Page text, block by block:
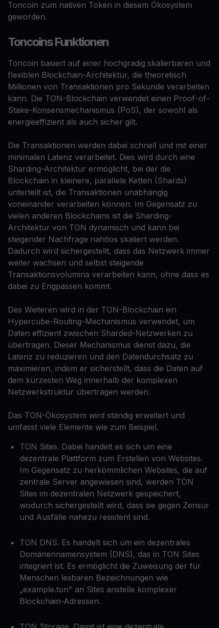
Toncoin zum nativen Token in diesem Ökosystem
geworden.
Toncoins Funktionen
Toncoin basiert auf einer hochgradig skalierbaren und
flexiblen Blockchain-Architektur, die theoretisch
Millionen von Transaktionen pro Sekunde verarbeiten
kann. Die TON-Blockchain verwendet einen Proof-of-
Stake-Konsensmechanismus (PoS), der sowohl als
energieeffizient als auch sicher gilt.
Die Transaktionen werden dabei schnell und mit einer
minimalen Latenz verarbeitet. Dies wird durch eine
Sharding-Architektur ermöglicht, bei der die
Blockchain in kleinere, parallele Ketten (Shards)
unterteilt ist, die Transaktionen unabhängig
voneinander verarbeiten können. Im Gegensatz zu
vielen anderen Blockchains ist die Sharding-
Architektur von TON dynamisch und kann bei
steigender Nachfrage nahtlos skaliert werden.
Dadurch wird sichergestellt, dass das Netzwerk immer
weiter wachsen und selbst steigende
Transaktionsvolumina verarbeiten kann, ohne dass es
dabei zu Engpässen kommt.
Des Weiteren wird in der TON-Blockchain ein
Hypercube-Routing-Mechanismus verwendet, um
Daten effizient zwischen Sharded-Netzwerken zu
übertragen. Dieser Mechanismus dienst dazu, die
Latenz zu reduzieren und den Datendurchsatz zu
maximieren, indem er sicherstellt, dass die Daten auf
dem kürzesten Weg innerhalb der komplexen
Netzwerkstruktur übertragen werden.
Das TON-Ökosystem wird ständig erweitert und
umfasst viele Elemente wie zum Beispiel.
TON Sites. Dabei handelt es sich um eine
dezentrale Plattform zum Erstellen von Websites.
Im Gegensatz zu herkömmlichen Websites, die auf
zentrale Server angewiesen sind, werden TON
Sites im dezentralen Netzwerk gespeichert,
wodurch sichergestellt wird, dass sie gegen Zensur
und Ausfälle nahezu resistent sind.
TON DNS. Es handelt sich um ein dezentrales
Domänennamensystem (DNS), das in TON Sites
integriert ist. Es ermöglicht die Zuweisung der für
Menschen lesbaren Bezeichnungen wie
„example.ton" an Sites anstelle komplexer
Blockchain-Adressen.